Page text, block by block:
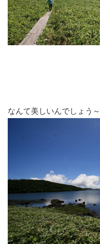
なんて美しいんでしょう